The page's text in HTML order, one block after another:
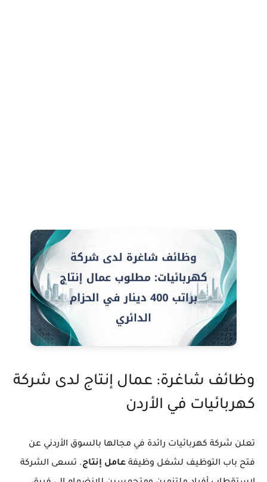
وظائف شاغرة: عمال إنتاج لدى شركة
كهربائيات في الأردن
تعلن شركة كهربائيات رائدة في مجالها بالسوق الأردني عن
فتح باب التوظيف لشغل وظيفة عامل إنتاج. تسعى الشركة